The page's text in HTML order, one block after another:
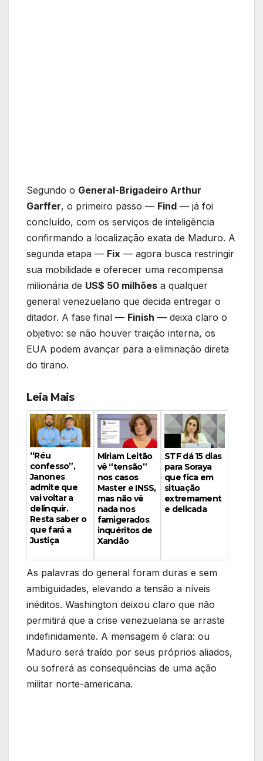
Segundo o General-Brigadeiro Arthur
Garffer, o primeiro passo — Find — já foi
concluído, com os serviços de inteligência
confirmando a localização exata de Maduro. A
segunda etapa — Fix — agora busca restringir
sua mobilidade e oferecer uma recompensa
milionária de US$ 50 milhões a qualquer
general venezuelano que decida entregar o
ditador. A fase final — Finish — deixa claro o
objetivo: se não houver traição interna, os
EUA podem avançar para a eliminação direta
do tirano.
Leia Mais
“Réu
confesso”,
Janones
admite que
vai voltar a
delinquir.
Resta saber o
que fará a
Justiça
Miriam Leitão
vê “tensão”
nos casos
Master e INSS,
mas não vê
nada nos
famigerados
inquéritos de
Xandão
STF dá 15 dias
para Soraya
que fica em
situação
extremament
e delicada
As palavras do general foram duras e sem
ambiguidades, elevando a tensão a níveis
inéditos. Washington deixou claro que não
permitirá que a crise venezuelana se arraste
indefinidamente. A mensagem é clara: ou
Maduro será traído por seus próprios aliados,
ou sofrerá as consequências de uma ação
militar norte-americana.